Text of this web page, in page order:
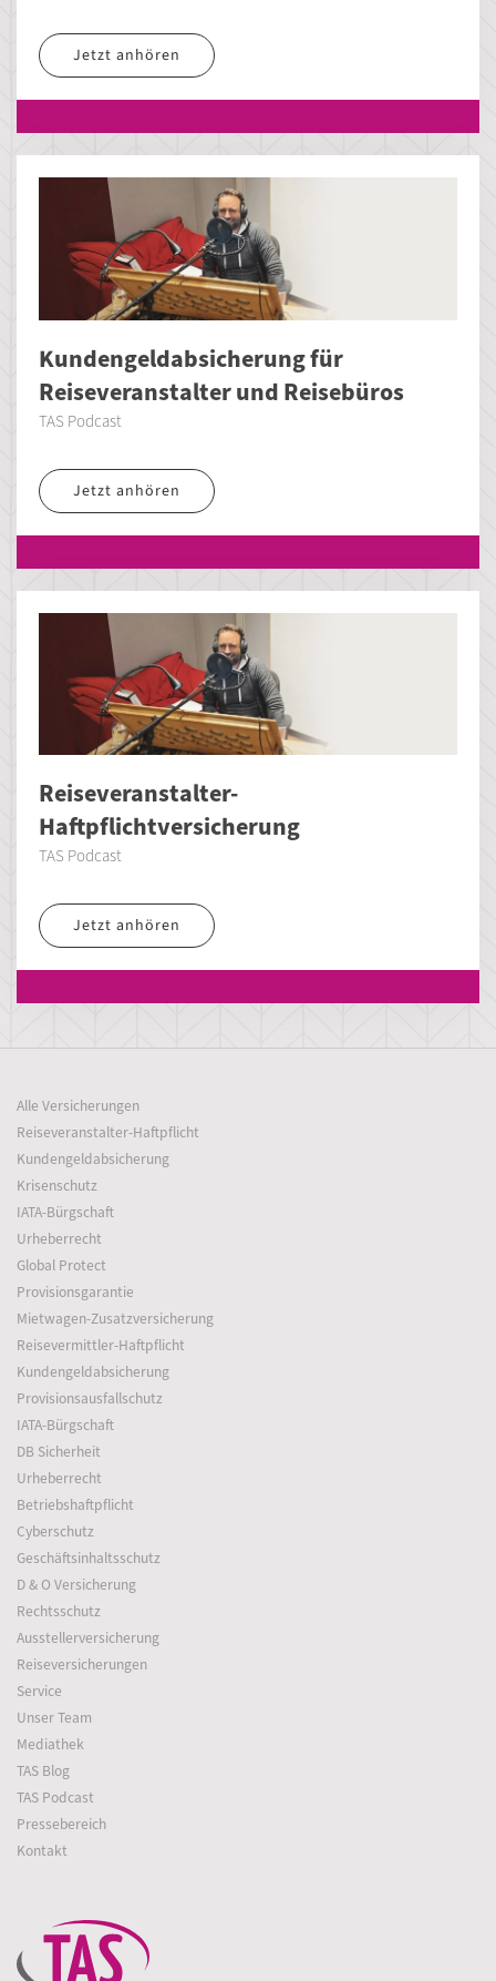
Jetzt anhören
Kundengeldabsicherung für
Reiseveranstalter und Reisebüros
TAS Podcast
Jetzt anhören
Reiseveranstalter-
Haftpflichtversicherung
TAS Podcast
Jetzt anhören
Alle Versicherungen
Reiseveranstalter-Haftpflicht
Kundengeldabsicherung
Krisenschutz
IATA-Bürgschaft
Urheberrecht
Global Protect
Provisionsgarantie
Mietwagen-Zusatzversicherung
Reisevermittler-Haftpflicht
Kundengeldabsicherung
Provisionsausfallschutz
IATA-Bürgschaft
DB Sicherheit
Urheberrecht
Betriebshaftpflicht
Cyberschutz
Geschäftsinhaltsschutz
D & O Versicherung
Rechtsschutz
Ausstellerversicherung
Reiseversicherungen
Service
Unser Team
Mediathek
TAS Blog
TAS Podcast
Pressebereich
Kontakt